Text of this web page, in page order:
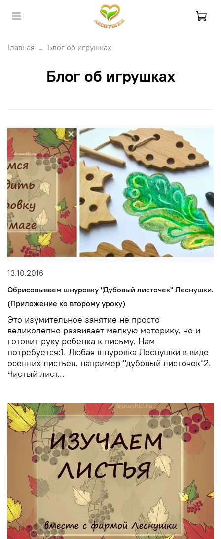
Главная Блог об игрушках
Блог об игрушках
13.10.2016
Обрисовываем шнуровку "Дубовый листочек" Леснушки.
(Приложение ко второму уроку)
Это изумительное занятие не просто
великолепно развивает мелкую моторику, но и
готовит руку ребенка к письму. Нам
потребуется:1. Любая шнуровка Леснушки в виде
осенних листьев, например "дубовый листочек"2.
Чистый лист...